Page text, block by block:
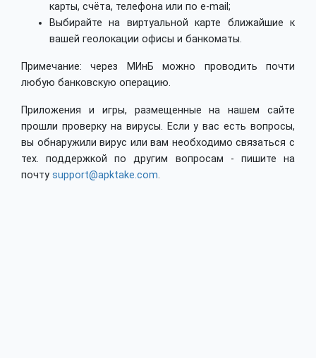
карты, счёта, телефона или по e-mail;
Выбирайте на виртуальной карте ближайшие к
вашей геолокации офисы и банкоматы.
Примечание: через МИнБ можно проводить почти
любую банковскую операцию.
Приложения и игры, размещенные на нашем сайте
прошли проверку на вирусы. Если у вас есть вопросы,
вы обнаружили вирус или вам необходимо связаться с
тех. поддержкой по другим вопросам - пишите на
почту support@apktake.com.